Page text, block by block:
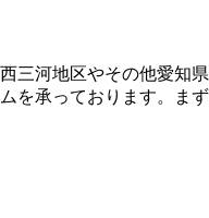
三河地区やその他愛知県
を承っております。まず